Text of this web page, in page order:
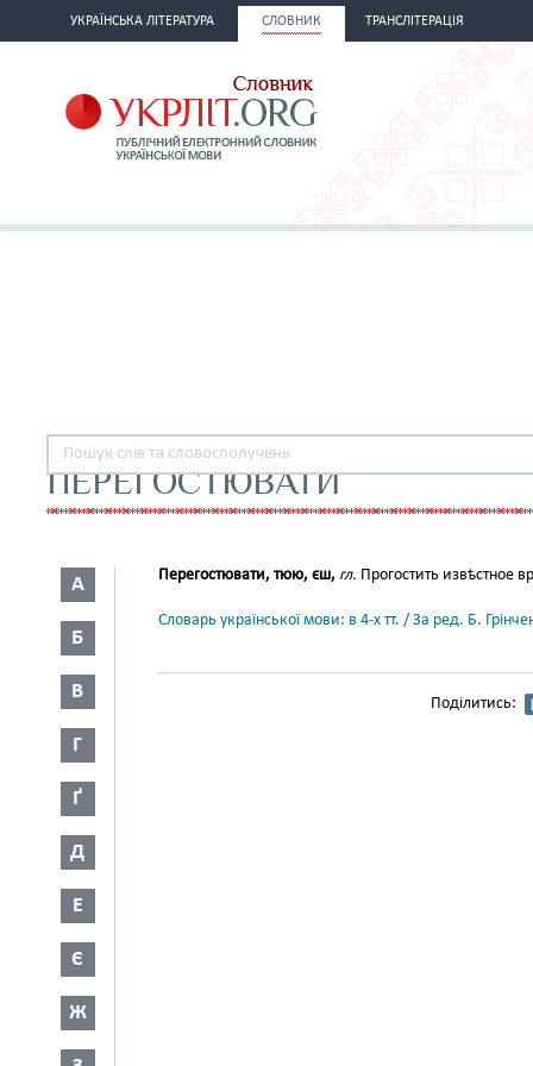
УКРАЇНСЬКА ЛІТЕРАТУРА СЛОВНИК ТРАНСЛІТЕРАЦІЯ
ПЕРЕГОСТЮВАТИ
А
Б
В
Г
Ґ
Д
Е
Є
Ж
Перегостювати, тюю, єш, гл. Прогостить извѣстное
Словарь української мови: в 4-х тт. / За ред. Б.
Поділитись: